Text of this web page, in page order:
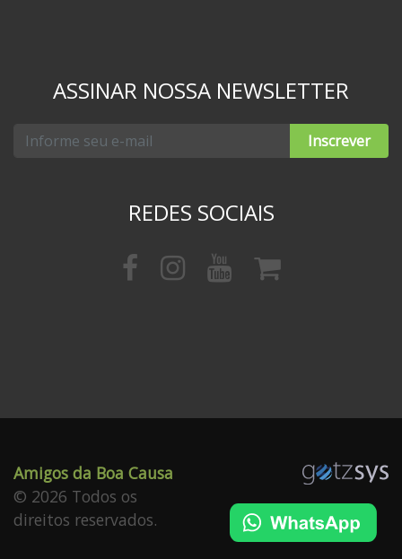
ASSINAR NOSSA NEWSLETTER
Inscrever
REDES SOCIAIS
Amigos da Boa Causa
© 2026 Todos os
direitos reservados.